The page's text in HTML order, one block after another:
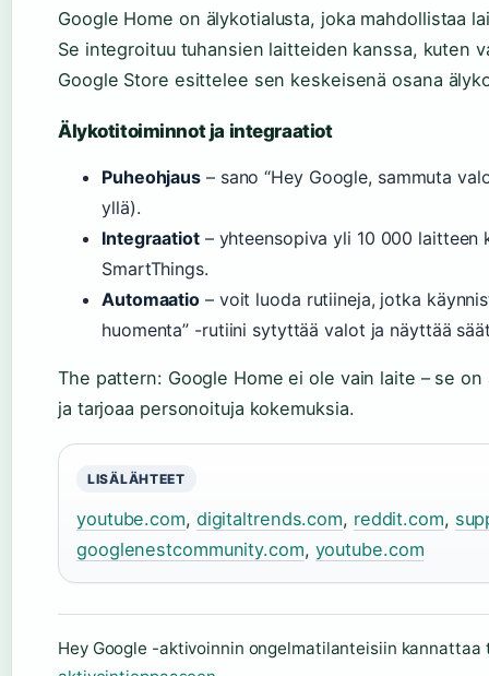
Google Home on älykotialusta, joka mahdollistaa
Se integroituu tuhansien laitteiden kanssa, kuten
Google Store esittelee sen keskeisenä osana
Älykotitoiminnot ja integraatiot
Puheohjaus – sano “Hey Google, sammuta
yllä).
Integraatiot– yhteensopiva yli 10 000 laitteen
SmartThings.
Automaatio – voit luoda rutiineja, jotka
huomenta” -rutiini sytyttää valot ja näyttää
The pattern: Google Home ei ole vain laite – se
ja tarjoaa personoituja kokemuksia.
LISÄLÄHTEET
youtube.com, digitaltrends.com, reddit.com,
googlenestcommunity.com, youtube.com
Hey Google -aktivoinnin ongelmatilanteisiin